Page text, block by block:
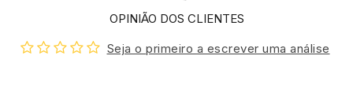
OPINIÃO DOS CLIENTES
Seja o primeiro a escrever uma análise